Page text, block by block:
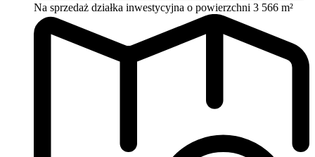
Na sprzedaż działka inwestycyjna o powierzchni 3 566 m²